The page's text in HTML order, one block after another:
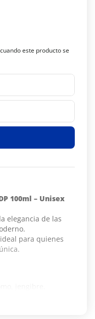
100ml – Unisex
elegancia de las
para quienes